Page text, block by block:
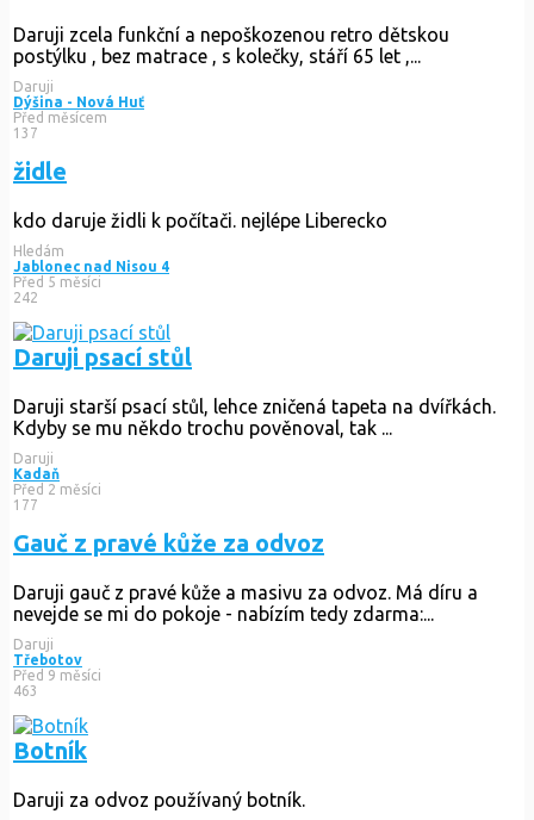
Daruji zcela funkční a nepoškozenou retro dětskou
postýlku , bez matrace , s kolečky, stáří 65 let ,...
Daruji
Dýšina - Nová Huť
Před měsícem
137
židle
kdo daruje židli k počítači. nejlépe Liberecko
Hledám
Jablonec nad Nisou 4
Před 5 měsíci
242
Daruji psací stůl
Daruji starší psací stůl, lehce zničená tapeta na dvířkách.
Kdyby se mu někdo trochu pověnoval, tak ...
Daruji
Kadaň
Před 2 měsíci
177
Gauč z pravé kůže za odvoz
Daruji gauč z pravé kůže a masivu za odvoz. Má díru a
nevejde se mi do pokoje - nabízím tedy zdarma:...
Daruji
Třebotov
Před 9 měsíci
463
Botník
Daruji za odvoz používaný botník.